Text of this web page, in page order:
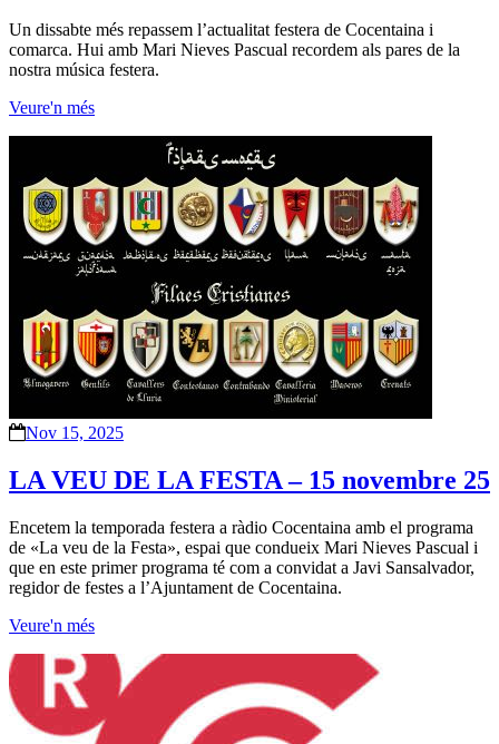
Un dissabte més repassem l’actualitat festera de Cocentaina i
comarca. Hui amb Mari Nieves Pascual recordem als pares de la
nostra música festera.
Veure'n més
Nov 15, 2025
LA VEU DE LA FESTA – 15 novembre 25
Encetem la temporada festera a ràdio Cocentaina amb el programa
de «La veu de la Festa», espai que condueix Mari Nieves Pascual i
que en este primer programa té com a convidat a Javi Sansalvador,
regidor de festes a l’Ajuntament de Cocentaina.
Veure'n més